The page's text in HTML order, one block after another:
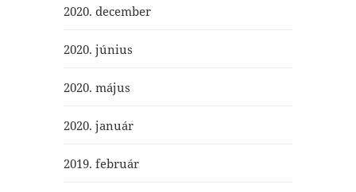
2020. december
2020. június
2020. május
2020. január
2019. február